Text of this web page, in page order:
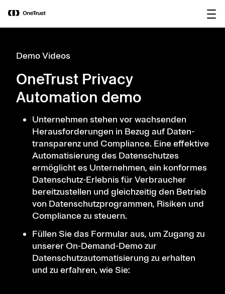
OneTrust als „Visionär“ im Gartner®
Magic Quadrant™ 2026 für
Plattformen zur KI-Governance
Demo Videos
OneTrust Privacy
Automation demo
Unternehmen stehen vor wachsenden
Herausforderungen in Bezug auf Daten­
transparenz und Compliance. Eine effektive
Automatisierung des Datenschutzes
ermöglicht es Unternehmen, ein konformes
Datenschutz-Erlebnis für Verbraucher
bereitzustellen und gleichzeitig den Betrieb
von Datenschutzprogrammen, Risiken und
Compliance zu steuern.
Füllen Sie das Formular aus, um Zugang zu
unserer On-Demand-Demo zur
Datenschutzautomatisierung zu erhalten
und zu erfahren, wie Sie: